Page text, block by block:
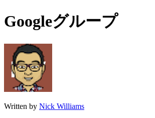
Googleグループ
Written by Nick Williams